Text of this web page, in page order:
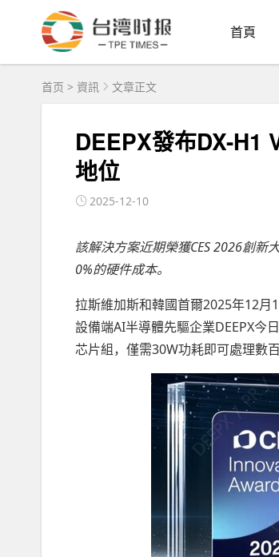
首頁
首页 > 資訊 文章正文
DEEPX發布DX-H1
地位
2025-12-10
該解決方案近期榮獲CES 2026創新
0%的硬件成本。
拉斯維加斯和韓國首爾2025年12月
設備端AI半導體先驅企業DEEPX今
芯片組，僅需30W功耗即可處理數